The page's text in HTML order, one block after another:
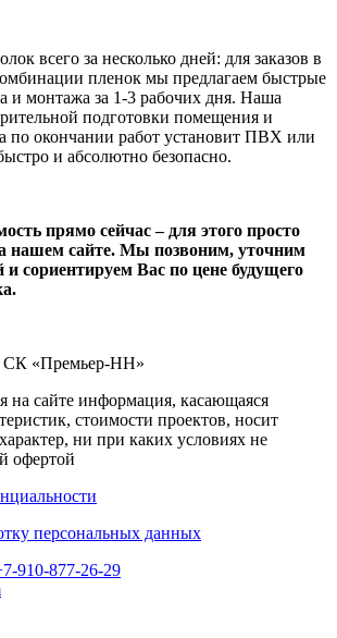
всего за несколько дней: для заказов в
пленок мы предлагаем быстрые
и монтажа за 1-3 рабочих дня. Наша
подготовки помещения и
по окончании работ установит ПВХ или
и абсолютно безопасно.
прямо сейчас – для этого просто
нашем сайте. Мы позвоним, уточним
и сориентируем Вас по цене будущего
«Премьер-НН»
на сайте информация, касающаяся
стоимости проектов, носит
ни при каких условиях не
офертой
персональных данных
910-877-26-29